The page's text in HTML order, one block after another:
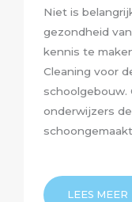
Niet is
gezondheid
kennis te
Cleaning voor
schoolgebouw.
onderwijzers
LEES MEER